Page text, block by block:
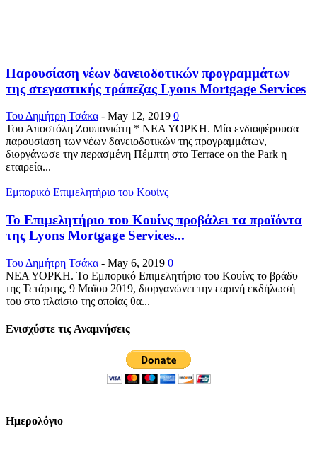
Παρουσίαση νέων δανειοδοτικών προγραμμάτων
της στεγαστικής τράπεζας Lyons Mortgage Services
Του Δημήτρη Τσάκα - May 12, 2019 0
Του Αποστόλη Ζουπανιώτη * ΝΕΑ ΥΟΡΚΗ. Μία ενδιαφέρουσα
παρουσίαση των νέων δανειοδοτικών της προγραμμάτων,
διοργάνωσε την περασμένη Πέμπτη στο Terrace on the Park η
εταιρεία...
Εμπορικό Επιμελητήριο του Κουίνς
Το Επιμελητήριο του Κουίνς προβάλει τα προϊόντα
της Lyons Mortgage Services...
Του Δημήτρη Τσάκα - May 6, 2019 0
ΝΕΑ ΥΟΡΚΗ. Το Εμπορικό Επιμελητήριο του Κουίνς το βράδυ
της Τετάρτης, 9 Μαϊου 2019, διοργανώνει την εαρινή εκδήλωσή
του στο πλαίσιο της οποίας θα...
Ενισχύστε τις Αναμνήσεις
Ημερολόγιο